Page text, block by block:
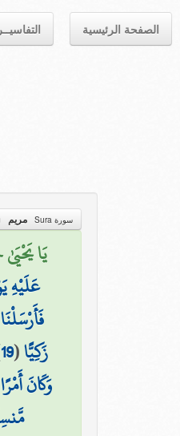
التفاسيــر الصفحة الرئيسية
سورة Sura مريم
يَا
عَلَيْهِ
زَكِيًّا(
19
وَكَانَ